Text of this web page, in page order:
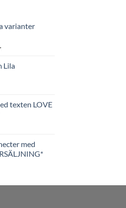
varianter
Lila
texten LOVE
med